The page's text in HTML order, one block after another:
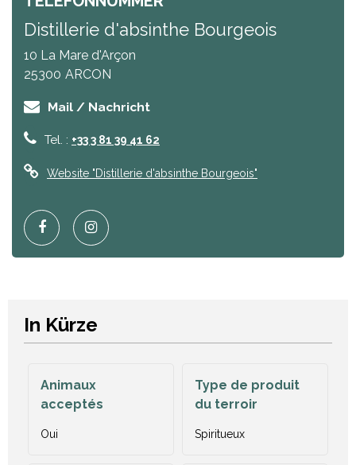
Distillerie d'absinthe Bourgeois
10 La Mare d'Arçon
25300 ARCON
Mail / Nachricht
Tel. : +33 3 81 39 41 62
Website "Distillerie d'absinthe Bourgeois"
In Kürze
Animaux
acceptés
Oui
Type de produit
du terroir
Spiritueux